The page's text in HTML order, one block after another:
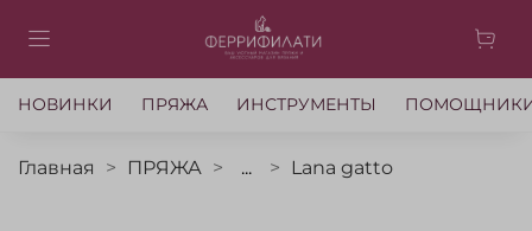
НОВИНКИ ПРЯЖА ИНСТРУМЕНТЫ
Главная ПРЯЖА ... Lana gatto